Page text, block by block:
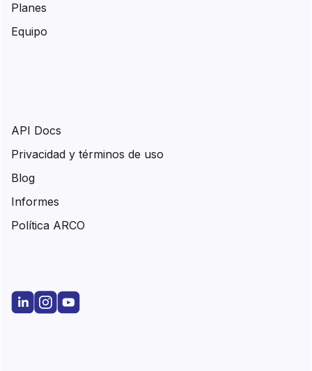
Planes
Equipo
API Docs
Privacidad y términos de uso
Blog
Informes
Política ARCO